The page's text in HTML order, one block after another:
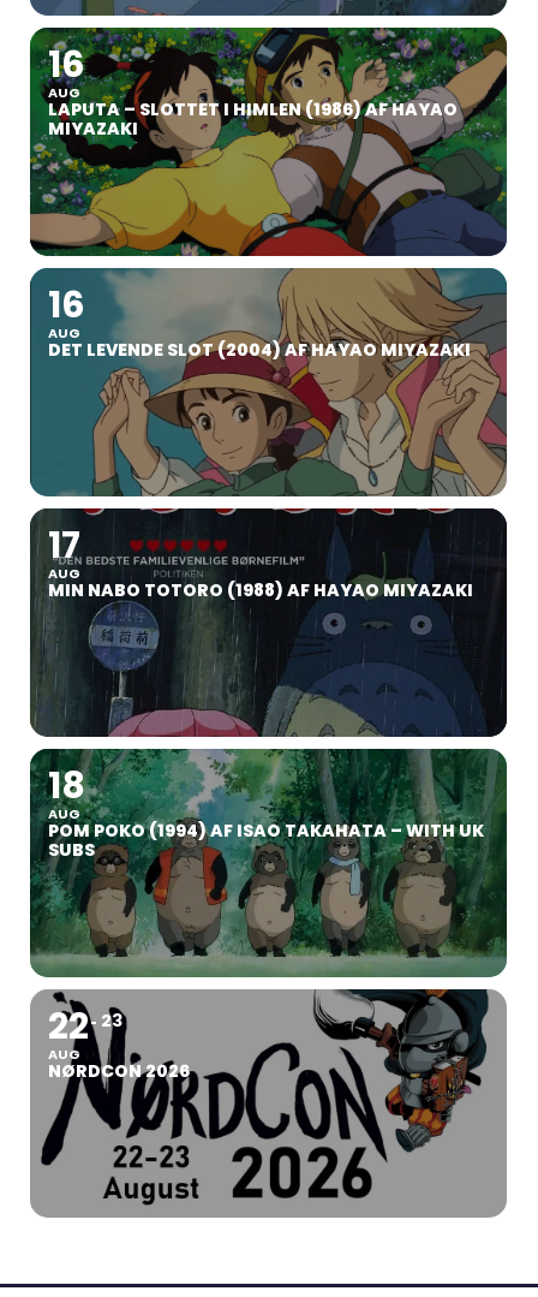
16
AUG
LAPUTA – SLOTTET I HIMLEN (1986) AF HAYAO
MIYAZAKI
16
AUG
DET LEVENDE SLOT (2004) AF HAYAO MIYAZAKI
17
AUG
MIN NABO TOTORO (1988) AF HAYAO MIYAZAKI
18
AUG
POM POKO (1994) AF ISAO TAKAHATA – WITH UK
SUBS
22
AUG
23
NØRDCON 2026